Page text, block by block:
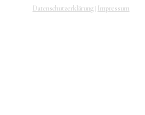
Datenschutzerklärung | Impressum